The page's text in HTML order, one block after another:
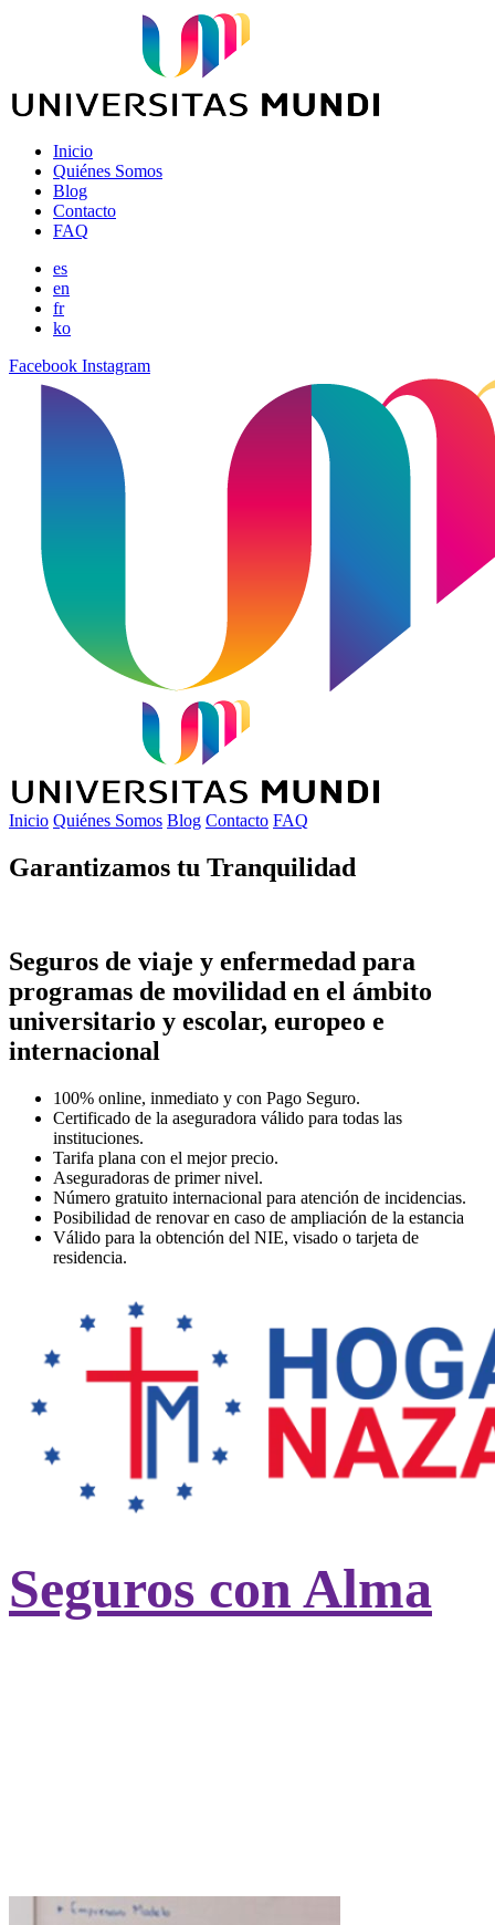
Inicio
Quiénes Somos
Blog
Contacto
FAQ
es
en
fr
ko
Facebook Instagram
Inicio Quiénes Somos Blog Contacto FAQ
Garantizamos tu Tranquilidad
Seguros de viaje y enfermedad para
programas de movilidad en el ámbito
universitario y escolar, europeo e
internacional
100% online, inmediato y con Pago Seguro.
Certificado de la aseguradora válido para todas las
instituciones.
Tarifa plana con el mejor precio.
Aseguradoras de primer nivel.
Número gratuito internacional para atención de incidencias.
Posibilidad de renovaren caso de ampliación de la estancia
Válido para la obtención del NIE, visado o tarjeta de
residencia.
Seguros con Alma